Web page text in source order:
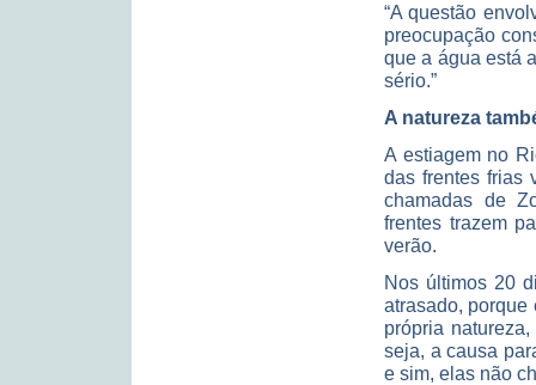
“A questão
preocupação
que a água está
sério.”
A natureza
A estiagem no
das frentes frias
chamadas de
frentes trazem
verão.
Nos últimos 20
atrasado, porque
própria
seja, a causa
e sim, elas não